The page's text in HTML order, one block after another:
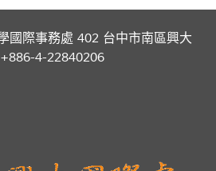
國際事務處 402 台中市南區興大
4-22840206